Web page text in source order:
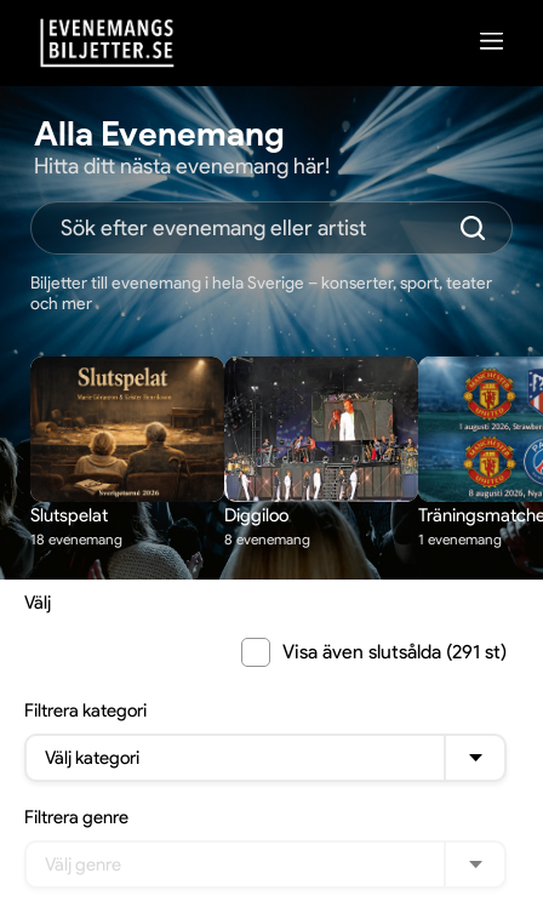
Alla Evenemang
Hitta ditt nästa evenemang här!
Biljetter till evenemang i hela Sverige – konserter, sport, teater
och mer
Slutspelat
18 evenemang
Diggiloo
8 evenemang 1 evenemang
Välj
Visa även slutsålda (291 st)
Filtrera kategori
Välj kategori
Filtrera genre
Välj genre